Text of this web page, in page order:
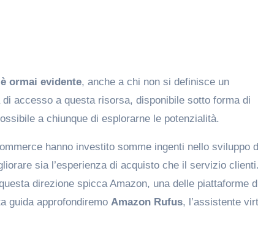
ormai evidente, anche a chi non si definisce un
accesso a questa risorsa, disponibile sotto forma di
a chiunque di esplorarne le potenzialità.
hanno investito somme ingenti nello sviluppo
sia l’esperienza di acquisto che il servizio
direzione spicca Amazon, una delle piattaforme
guida approfondiremo Amazon Rufus, l’assistente